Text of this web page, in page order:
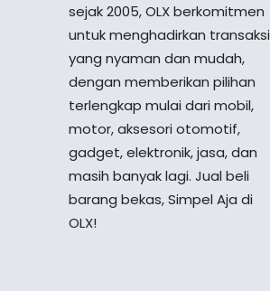
sejak 2005, OLX berkomitmen
untuk menghadirkan transaksi
yang nyaman dan mudah,
dengan memberikan pilihan
terlengkap mulai dari mobil,
motor, aksesori otomotif,
gadget, elektronik, jasa, dan
masih banyak lagi. Jual beli
barang bekas, Simpel Aja di
OLX!